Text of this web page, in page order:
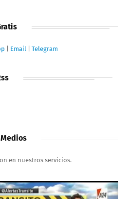
Email Telegram
en nuestros servicios.